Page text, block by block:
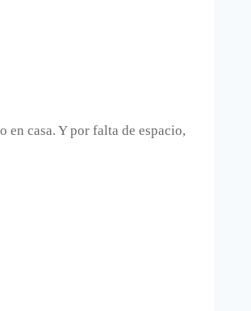
en casa. Y por falta de espacio,